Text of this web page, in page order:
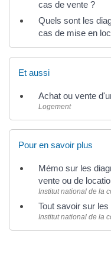
cas de vente ?
Quels sont les
cas de mise en
Et aussi
Achat ou vente
Logement
Pour en savoir plus
Mémo sur les
vente ou de
Institut national de la
Tout savoir sur
Institut national de la